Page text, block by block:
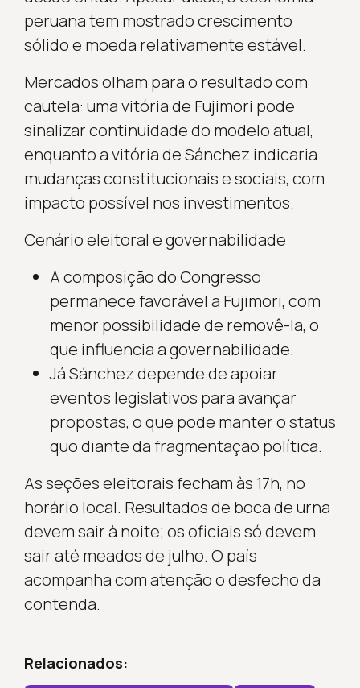
peruana tem mostrado crescimento
sólido e moeda relativamente estável.
Mercados olham para o resultado com
cautela: uma vitória de Fujimori pode
sinalizar continuidade do modelo atual,
enquanto a vitória de Sánchez indicaria
mudanças constitucionais e sociais, com
impacto possível nos investimentos.
Cenário eleitoral e governabilidade
A composição do Congresso
permanece favorável a Fujimori, com
menor possibilidade de removê-la, o
que influencia a governabilidade.
Já Sánchez depende de apoiar
eventos legislativos para avançar
propostas, o que pode manter o status
quo diante da fragmentação política.
As seções eleitorais fecham às 17h, no
horário local. Resultados de boca de urna
devem sair à noite; os oficiais só devem
sair até meados de julho. O país
acompanha com atenção o desfecho da
contenda.
Relacionados: